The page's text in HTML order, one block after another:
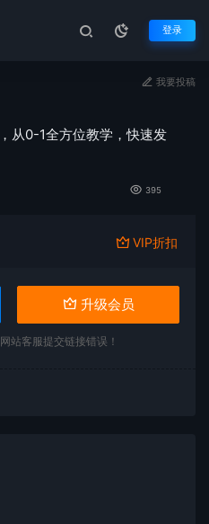
登录
我要投稿
从0-1全方位教学，快速发
395
VIP折扣
升级会员
站客服提交链接错误！